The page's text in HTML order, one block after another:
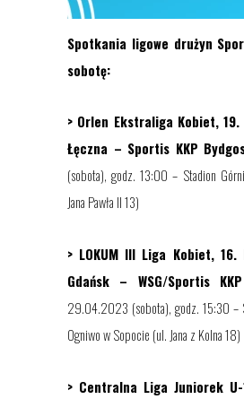
Spotkania ligowe drużyn
sobotę:
> Orlen Ekstraliga Kobiet, 19.
Łęczna – Sportis KKP
(sobota), godz. 13:00 – Stadion
Jana Pawła II 13)
> LOKUM III Liga Kobiet, 16.
Gdańsk – WSG/Sportis
29.04.2023 (sobota), godz. 15:30 –
Ogniwo w Sopocie (ul. Jana z Kolna 18)
> Centralna Liga Juniorek U-